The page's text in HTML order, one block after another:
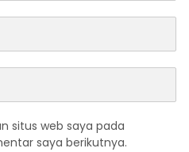
situs web saya pada
saya berikutnya.